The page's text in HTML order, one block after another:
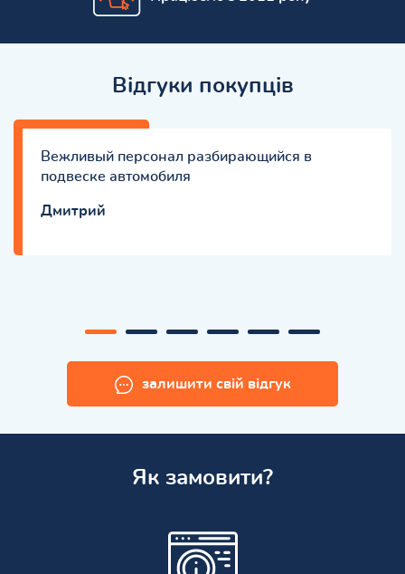
Відгуки покупців
Вежливый персонал разбирающийся в
подвеске автомобиля
Дмитрий
залишити свій відгук
Як замовити?